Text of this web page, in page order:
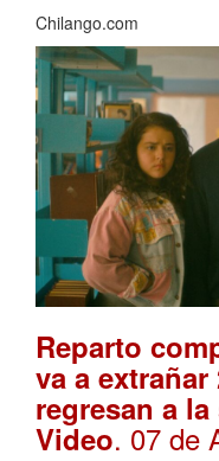
Chilango.com
Reparto
va a extrañar
regresan a
Video. 07 de